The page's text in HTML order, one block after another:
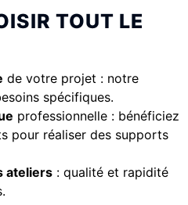
TOUT LE
de votre projet : notre
spécifiques.
professionnelle : bénéficiez
pour réaliser des supports
ateliers : qualité et rapidité